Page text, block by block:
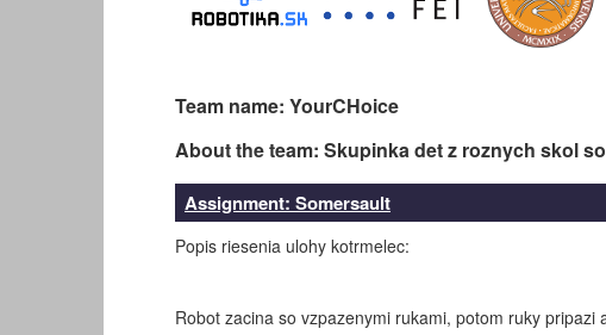
Team name: YourCHoice
About the team: Skupinka det z roznych skol
Assignment: Somersault
Popis riesenia ulohy kotrmelec:
Robot zacina so vzpazenymi rukami, potom ruky